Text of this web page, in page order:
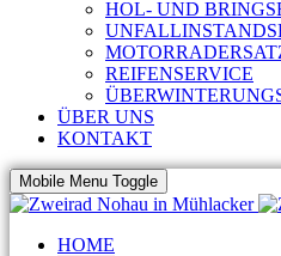
HOL- UND
REIFENSERVICE
ÜBER UNS
KONTAKT
Mobile Menu Toggle
HOME